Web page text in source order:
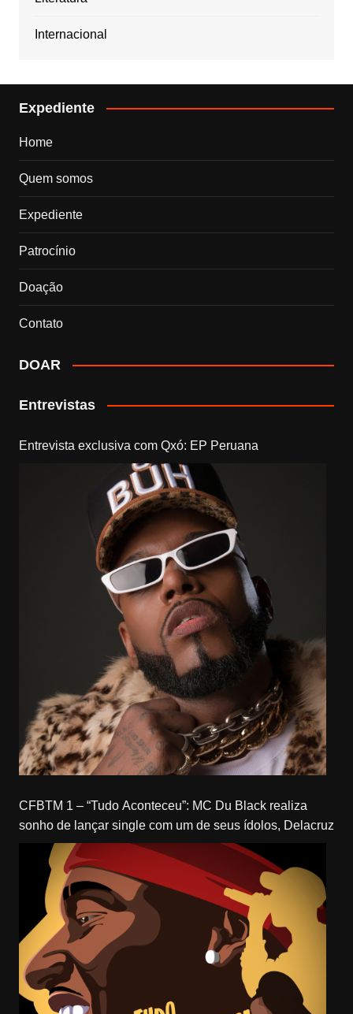
Internacional
Expediente
Home
Quem somos
Expediente
Patrocínio
Doação
Contato
DOAR
Entrevistas
Entrevista exclusiva com Qxó: EP Peruana
CFBTM 1 – “Tudo Aconteceu”: MC Du Black realiza
sonho de lançar single com um de seus ídolos, Delacruz